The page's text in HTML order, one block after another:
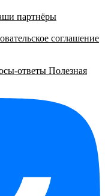
партнёры
соглашение
ответы Полезная